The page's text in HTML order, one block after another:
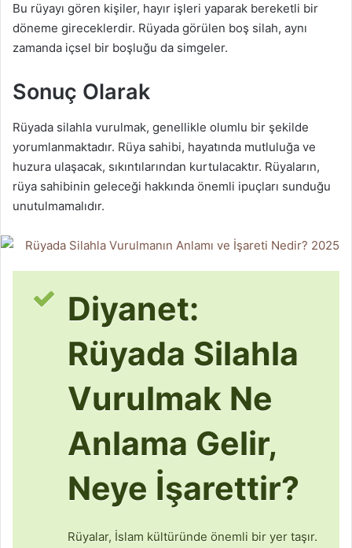
Bu rüyayı gören kişiler, hayır işleri yaparak bereketli bir
döneme gireceklerdir. Rüyada görülen boş silah, aynı
zamanda içsel bir boşluğu da simgeler.
Sonuç Olarak
Rüyada silahla vurulmak, genellikle olumlu bir şekilde
yorumlanmaktadır. Rüya sahibi, hayatında mutluluğa ve
huzura ulaşacak, sıkıntılarından kurtulacaktır. Rüyaların,
rüya sahibinin geleceği hakkında önemli ipuçları sunduğu
unutulmamalıdır.
Diyanet:
Rüyada Silahla
Vurulmak Ne
Anlama Gelir,
Neye İşarettir?
Rüyalar, İslam kültüründe önemli bir yer taşır.